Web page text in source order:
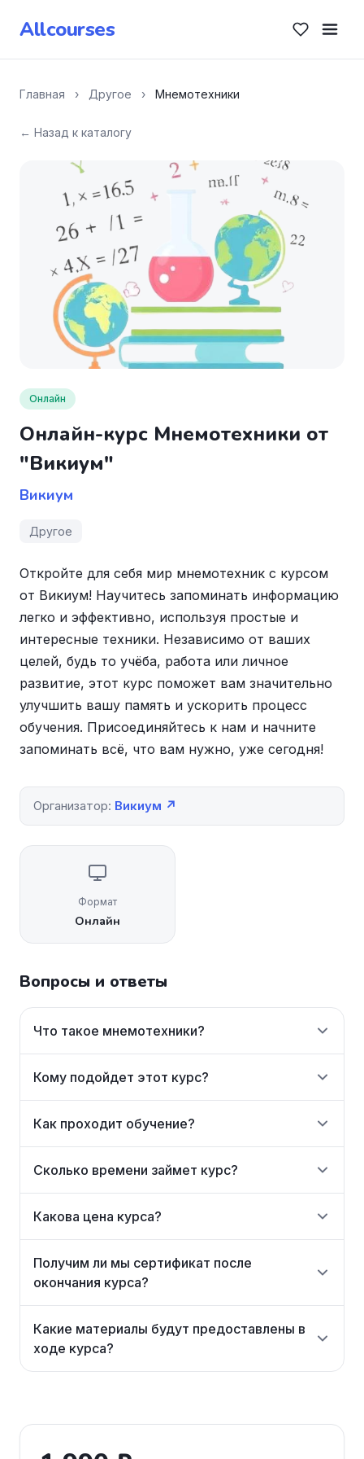
Allcourses
Главная › Другое › Мнемотехники
← Назад к каталогу
Онлайн
Онлайн-курс Мнемотехники от
"Викиум"
Викиум
Другое
Откройте для себя мир мнемотехник с курсом
от Викиум! Научитесь запоминать информацию
легко и эффективно, используя простые и
интересные техники. Независимо от ваших
целей, будь то учёба, работа или личное
развитие, этот курс поможет вам значительно
улучшить вашу память и ускорить процесс
обучения. Присоединяйтесь к нам и начните
запоминать всё, что вам нужно, уже сегодня!
Организатор: Викиум ↗
Формат
Онлайн
Вопросы и ответы
Что такое мнемотехники?
Кому подойдет этот курс?
Как проходит обучение?
Сколько времени займет курс?
Какова цена курса?
Получим ли мы сертификат после
окончания курса?
Какие материалы будут предоставлены в
ходе курса?